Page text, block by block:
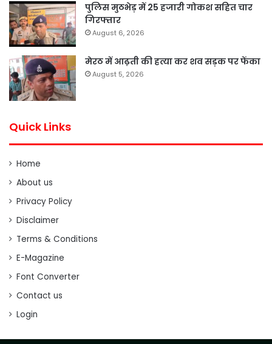
पुलिस मुठभेड़ में 25 हजारी गोकश सहित चार
गिरफ्तार
August 6, 2026
मेरठ में आढ़ती की हत्या कर शव सड़क पर फेंका
August 5, 2026
Quick Links
Home
About us
Privacy Policy
Disclaimer
Terms & Conditions
E-Magazine
Font Converter
Contact us
Login